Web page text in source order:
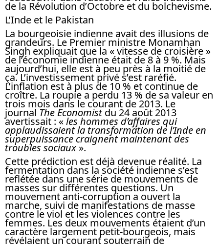
de la Révolution d’Octobre et du bolchevisme.
L’Inde et le Pakistan
La bourgeoisie indienne avait des illusions de
grandeurs. Le Premier ministre Monamhan
Singh expliquait que la « vitesse de croisière »
de l’économie indienne était de 8 à 9 %. Mais
aujourd’hui, elle est à peu près à la moitié de
ça. L’investissement privé s’est raréfié.
L’inflation est à plus de 10 % et continue de
croître. La roupie a perdu 13 % de sa valeur en
trois mois dans le courant de 2013. Le
journal The Economistdu 24 août 2013
avertissait : «les hommes d’affaires qui
applaudissaient la transformation de l’Inde en
superpuissance craignent maintenant des
troubles sociaux ».
Cette prédiction est déjà devenue réalité. La
fermentation dans la société indienne s’est
reflétée dans une série de mouvements de
masses sur différentes questions. Un
mouvement anti-corruption a ouvert la
marche, suivi de manifestations de masse
contre le viol et les violences contre les
femmes. Les deux mouvements étaient d’un
caractère largement petit-bourgeois, mais
révélaient un courant souterrain de